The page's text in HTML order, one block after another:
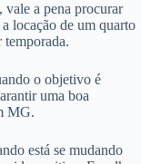
vale a pena procurar
locação de um quarto
temporada.
o objetivo é
uma boa
MG.
está se mudando